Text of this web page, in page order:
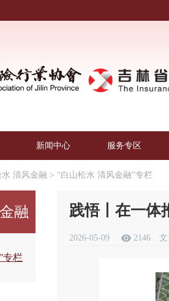
新闻中心 服务专区
水 清风金融 > “白山松水 清风金融”专栏
融
专栏
践悟丨在一体
2026-05-09 2146